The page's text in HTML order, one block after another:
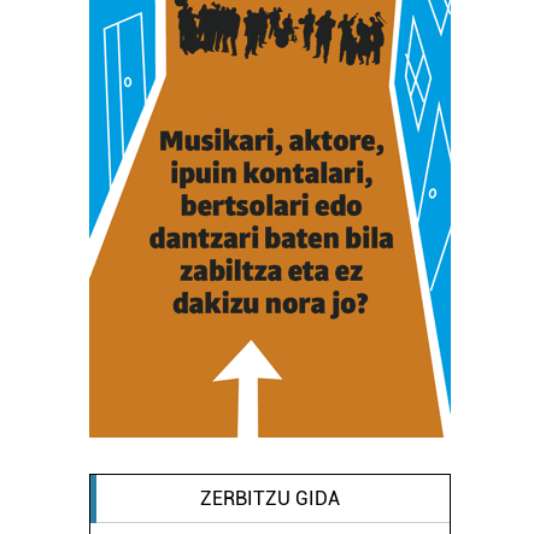
ZERBITZU GIDA